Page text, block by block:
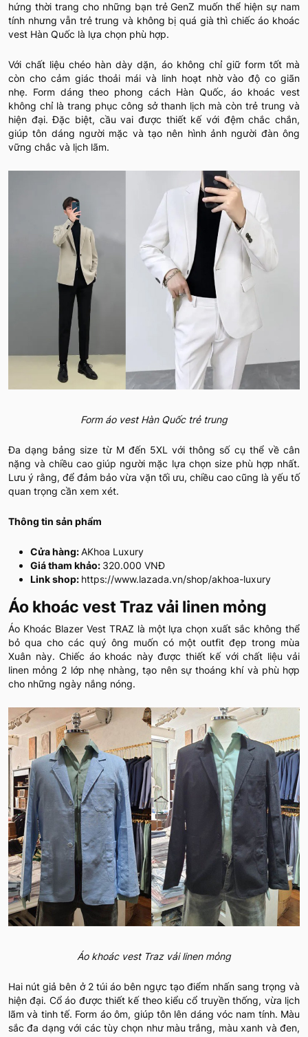
hứng thời trang cho những bạn trẻ GenZ muốn thể hiện sự nam
tính nhưng vẫn trẻ trung và không bị quá già thì chiếc áo khoác
vest Hàn Quốc là lựa chọn phù hợp.
Với chất liệu chéo hàn dày dặn, áo không chỉ giữ form tốt mà
còn cho cảm giác thoải mái và linh hoạt nhờ vào độ co giãn
nhẹ. Form dáng theo phong cách Hàn Quốc, áo khoác vest
không chỉ là trang phục công sở thanh lịch mà còn trẻ trung và
hiện đại. Đặc biệt, cầu vai được thiết kế với đệm chắc chắn,
giúp tôn dáng người mặc và tạo nên hình ảnh người đàn ông
vững chắc và lịch lãm.
Form áo vest Hàn Quốc trẻ trung
Đa dạng bảng size từ M đến 5XL với thông số cụ thể về cân
nặng và chiều cao giúp người mặc lựa chọn size phù hợp nhất.
Lưu ý rằng, để đảm bảo vừa vặn tối ưu, chiều cao cũng là yếu tố
quan trọng cần xem xét.
Thông tin sản phẩm
Cửa hàng:AKhoa Luxury
Giá tham khảo: 320.000 VNĐ
Link shop: https://www.lazada.vn/shop/akhoa-luxury
Áo khoác vest Traz vải linen mỏng
Áo Khoác Blazer Vest TRAZ là một lựa chọn xuất sắc không thể
bỏ qua cho các quý ông muốn có một outfit đẹp trong mùa
Xuân này. Chiếc áo khoác này được thiết kế với chất liệu vải
linen mỏng 2 lớp nhẹ nhàng, tạo nên sự thoáng khí và phù hợp
cho những ngày nắng nóng.
Áo khoác vest Traz vải linen mỏng
Hai nút giả bên ở 2 túi áo bên ngực tạo điểm nhấn sang trọng và
hiện đại. Cổ áo được thiết kế theo kiểu cổ truyền thống, vừa lịch
lãm và tinh tế. Form áo ôm, giúp tôn lên dáng vóc nam tính. Màu
sắc đa dạng với các tùy chọn như màu trắng, màu xanh và đen,